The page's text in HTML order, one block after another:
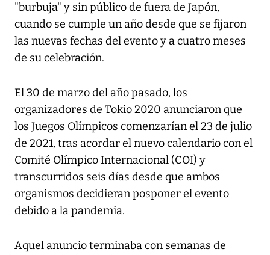
"burbuja" y sin público de fuera de Japón,
cuando se cumple un año desde que se fijaron
las nuevas fechas del evento y a cuatro meses
de su celebración.
El 30 de marzo del año pasado, los
organizadores de Tokio 2020 anunciaron que
los Juegos Olímpicos comenzarían el 23 de julio
de 2021, tras acordar el nuevo calendario con el
Comité Olímpico Internacional (COI) y
transcurridos seis días desde que ambos
organismos decidieran posponer el evento
debido a la pandemia.
Aquel anuncio terminaba con semanas de